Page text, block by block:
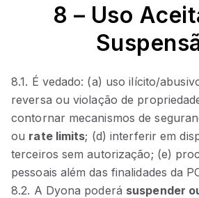
8 – Uso
8.1. É vedado: (a) uso ilícito/
reversa ou violação de
contornar mecanismos de
ou rate limits; (d) interferir em
terceiros sem autorização; (e)
pessoais além das finalidades da
8.2. A Dyona poderá suspender